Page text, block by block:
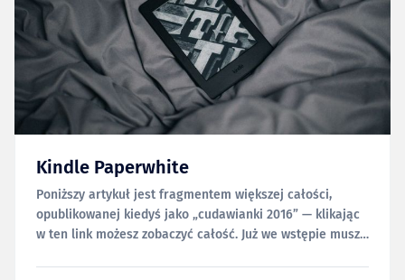
Kindle Paperwhite
Poniższy artykuł jest fragmentem większej całości,
opublikowanej kiedyś jako „cudawianki 2016” — klikając
w ten link możesz zobaczyć całość. Już we wstępie muszę